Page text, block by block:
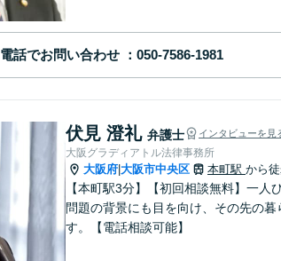
電話でお問い合わせ
伏見 澄礼 弁護士 インタビューを見
大阪グラディアトル法律事務所
大阪府 大阪市中央区 本町駅 から
【本町駅3分】【初回相談無料】一人
問題の背景にも目を向け、その先の
す。【電話相談可能】